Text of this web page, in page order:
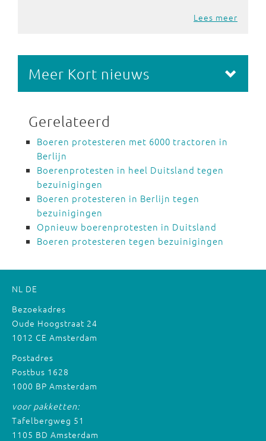
Lees meer
Meer Kort nieuws
Gerelateerd
Boeren protesteren met 6000 tractoren in
Berlijn
Boerenprotesten in heel Duitsland tegen
bezuinigingen
Boeren protesteren in Berlijn tegen
bezuinigingen
Opnieuw boerenprotesten in Duitsland
Boeren protesteren tegen bezuinigingen
NL DE
Bezoekadres
Oude Hoogstraat 24
1012 CE Amsterdam
Postadres
Postbus 1628
1000 BP Amsterdam
voor pakketten:
Tafelbergweg 51
1105 BD Amsterdam